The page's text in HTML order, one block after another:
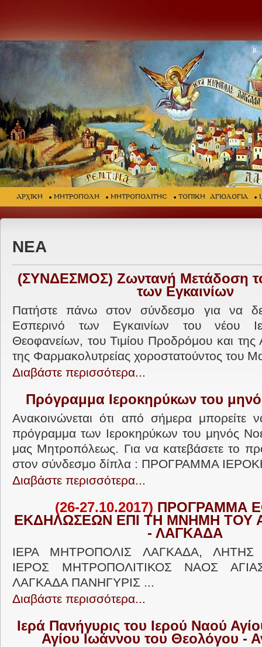
ΑΡΧΙΚΗ ΜΗΤΡΟΠΟΛΗ ΜΗΤΡΟΠΟΛΙΤΗΣ ΤΟΠΙΚΗ ΑΓΙΟΛΟΓΙΑ
ΝΕΑ
(ΣΥΝΔΕΣΜΟΣ) Ζωντανή Μετάδοση
των Εγκαινίων
Πατήστε πάνω στον σύνδεσμο για να
Εσπερινό των Εγκαινίων του νέου
Θεοφανείων, του Τιμίου Προδρόμου και της
της Φαρμακολυτρείας χοροστατούντος του
Διαβάστε περισσότερα...
Πρόγραμμα Ιεροκηρύκων του
Ανακοινώνεται ότι από σήμερα μπορείτε
πρόγραμμα των Ιεροκηρύκων του μηνός
μας Μητροπόλεως. Για να κατεβάσετε το
στον σύνδεσμο δίπλα : ΠΡΟΓΡΑΜΜΑ
Διαβάστε περισσότερα...
(26-27.10.2017) ΠΡΟΓΡΑΜΜΑ
ΕΚΔΗΛΩΣΕΩΝ ΕΠΙ ΤΗ ΜΝΗΜΗ ΤΟΥ
- ΛΑΓΚΑΔΑ
ΙΕΡΑ ΜΗΤΡΟΠΟΛΙΣ ΛΑΓΚΑΔΑ, ΛΗΤΗΣ
ΙΕΡΟΣ ΜΗΤΡΟΠΟΛΙΤΙΚΟΣ ΝΑΟΣ
ΛΑΓΚΑΔΑ ΠΑΝΗΓΥΡΙΣ ...
Διαβάστε περισσότερα...
Ιερά Πανήγυρις του Ιερού Ναού
Αγίου Ιωάννου του Θεολόγου -